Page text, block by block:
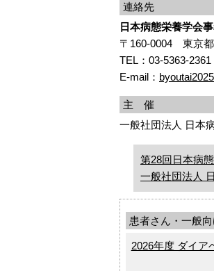
連絡先
日本病態栄養学会
〒160-0004 東京
TEL：03-5363-
E-mail：
主 催
一般社団法人 日本
第28回日本病
一般社団法人
患者さん・一般
2026年度 ダイア